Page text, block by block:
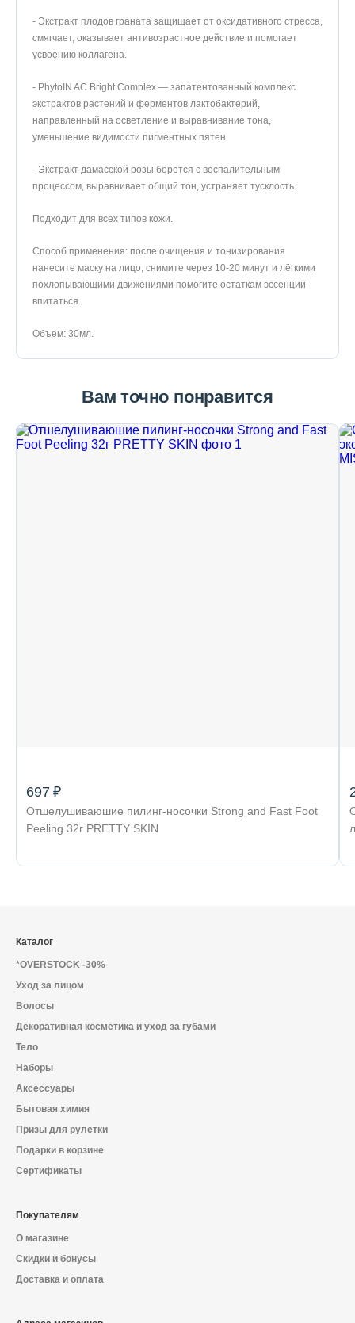
- Экстракт плодов граната защищает от оксидативного стресса,
смягчает, оказывает антивозрастное действие и помогает
усвоению коллагена.
- PhytoIN AC Bright Complex — запатентованный комплекс
экстрактов растений и ферментов лактобактерий,
направленный на осветление и выравнивание тона,
уменьшение видимости пигментных пятен.
- Экстракт дамасской розы борется с воспалительным
процессом, выравнивает общий тон, устраняет тусклость.
Подходит для всех типов кожи.
Способ применения: после очищения и тонизирования
нанесите маску на лицо, снимите через 10-20 минут и лёгкими
похлопывающими движениями помогите остаткам эссенции
впитаться.
Объем: 30мл.
Вам точно понравится
697 ₽
Отшелушиваюшие пилинг-носочки Strong and Fast Foot
Peeling 32г PRETTY SKIN
Каталог
*OVERSTOCK -30%
Уход за лицом
Волосы
Декоративная косметика и уход за губами
Тело
Наборы
Аксессуары
Бытовая химия
Призы для рулетки
Подарки в корзине
Сертификаты
Покупателям
О магазине
Скидки и бонусы
Доставка и оплата